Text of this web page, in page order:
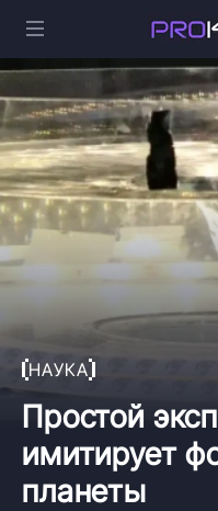
НАУКА
Простой
имитирует
планеты